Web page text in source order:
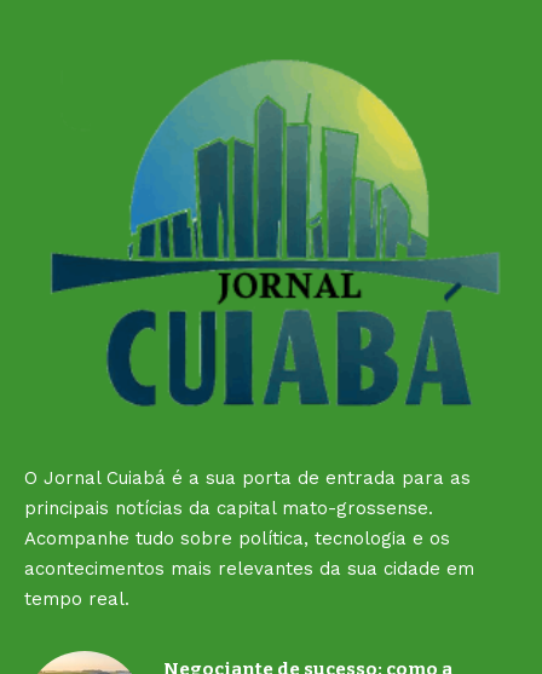
O Jornal Cuiabá é a sua porta de entrada para as
principais notícias da capital mato-grossense.
Acompanhe tudo sobre política, tecnologia e os
acontecimentos mais relevantes da sua cidade em
tempo real.
Negociante de sucesso: como a